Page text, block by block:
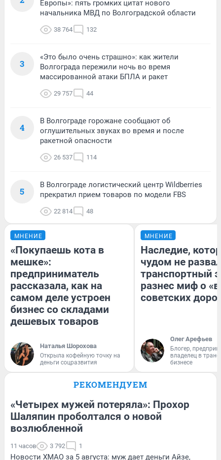
Европы»: пять громких цитат нового
начальника МВД по Волгоградской области
38 764 132
3
«Это было очень страшно»: как жители
Волгограда пережили ночь во время
массированной атаки БПЛА и ракет
29 757 44
4
В Волгограде горожане сообщают об
оглушительных звуках во время и после
ракетной опасности
26 537 114
5
В Волгограде логистический центр Wildberries
прекратил прием товаров по модели FBS
22 814 48
МНЕНИЕ
«Покупаешь кота в
мешке»:
предприниматель
рассказала, как на
самом деле устроен
бизнес со складами
дешевых товаров
Наталья Шорохова
Открыла кофейную точку на
деньги соцразвития
МНЕНИЕ
Наследие,
чудом не
транспортный
разнес миф о
советских
Олег Арефьев
Блогер,
владелец в
бизнесе
РЕКОМЕНДУЕМ
«Четырех мужей потеряла»: Прохор
Шаляпин проболтался о новой
возлюбленной
11 часов 3 792 1
Новости ХМАО за 5 августа: муж дает деньги Айзе,